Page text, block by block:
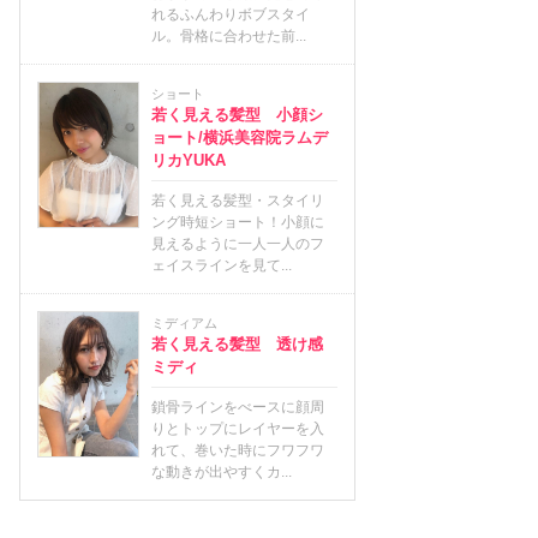
れるふんわりボブスタイ
ル。骨格に合わせた前...
ショート
若く見える髪型 小顔シ
ョート/横浜美容院ラムデ
リカYUKA
若く見える髪型・スタイリ
ング時短ショート！小顔に
見えるように一人一人のフ
ェイスラインを見て...
ミディアム
若く見える髪型 透け感
ミディ
鎖骨ラインをべースに顔周
りとトップにレイヤーを入
れて、巻いた時にフワフワ
な動きが出やすくカ...